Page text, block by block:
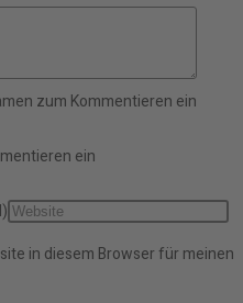
zum Kommentieren ein
ein
in diesem Browser für meinen